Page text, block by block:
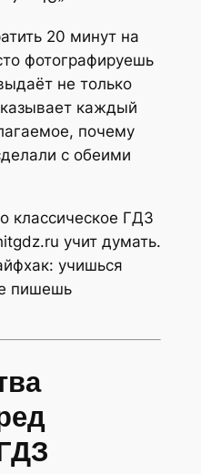
20 минут на
фотографируешь
не только
каждый
почему
с обеими
классическое ГДЗ
учит думать.
учишься
пишешь